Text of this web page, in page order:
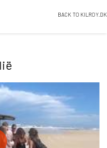
BACK TO KILROY.DK